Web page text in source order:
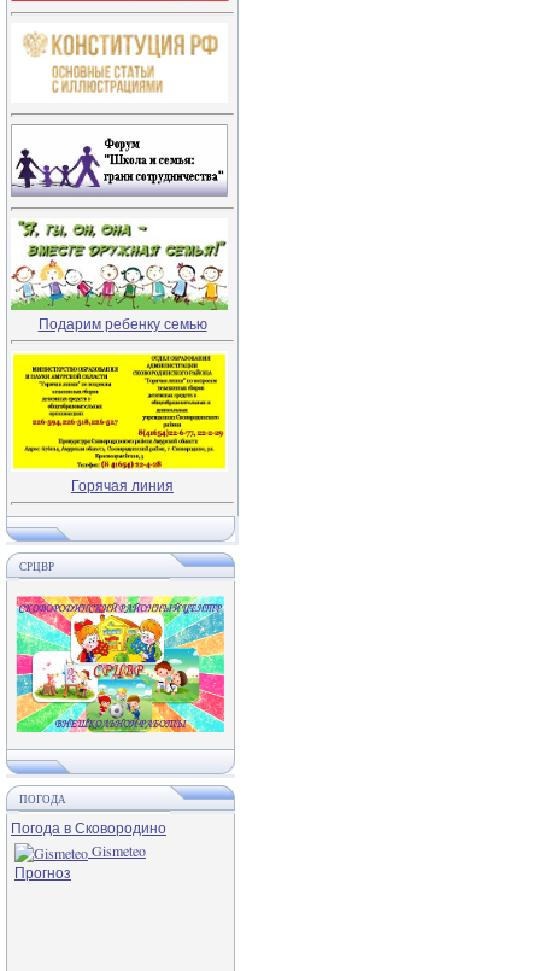
Подарим ребенку семью
Горячая линия
СРЦВР
ПОГОДА
Погода в Сковородино
Gismeteo
Прогноз